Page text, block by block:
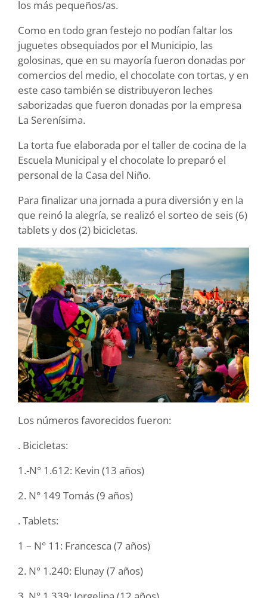
los más pequeños/as.
Como en todo gran festejo no podían faltar los
juguetes obsequiados por el Municipio, las
golosinas, que en su mayoría fueron donadas por
comercios del medio, el chocolate con tortas, y en
este caso también se distribuyeron leches
saborizadas que fueron donadas por la empresa
La Serenísima.
La torta fue elaborada por el taller de cocina de la
Escuela Municipal y el chocolate lo preparó el
personal de la Casa del Niño.
Para finalizar una jornada a pura diversión y en la
que reinó la alegría, se realizó el sorteo de seis (6)
tablets y dos (2) bicicletas.
Los números favorecidos fueron:
. Bicicletas:
1.-N° 1.612: Kevin (13 años)
2. N° 149 Tomás (9 años)
. Tablets:
1 – N° 11: Francesca (7 años)
2. N° 1.240: Elunay (7 años)